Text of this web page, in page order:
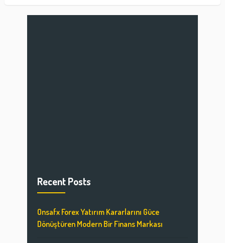
Recent Posts
Onsafx Forex Yatırım Kararlarını Güce
Dönüştüren Modern Bir Finans Markası